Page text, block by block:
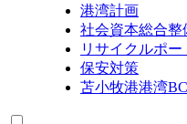
港湾計画
社会資本総合整
リサイクルポー
保安対策
苫小牧港港湾